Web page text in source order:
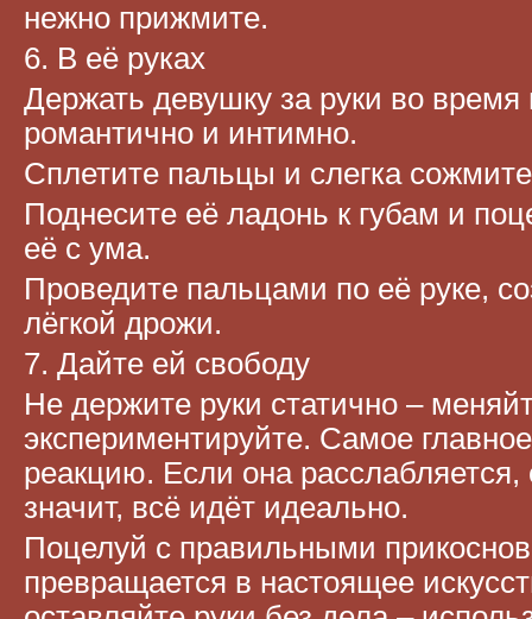
нежно прижмите.
6. В её руках
Держать девушку за руки во время
романтично и интимно.
Сплетите пальцы и слегка
Поднесите её ладонь к губам и
её с ума.
Проведите пальцами по её руке,
лёгкой дрожи.
7. Дайте ей свободу
Не держите руки статично –
экспериментируйте. Самое
реакцию. Если она расслабляется,
значит, всё идёт идеально.
Поцелуй с правильными
превращается в настоящее